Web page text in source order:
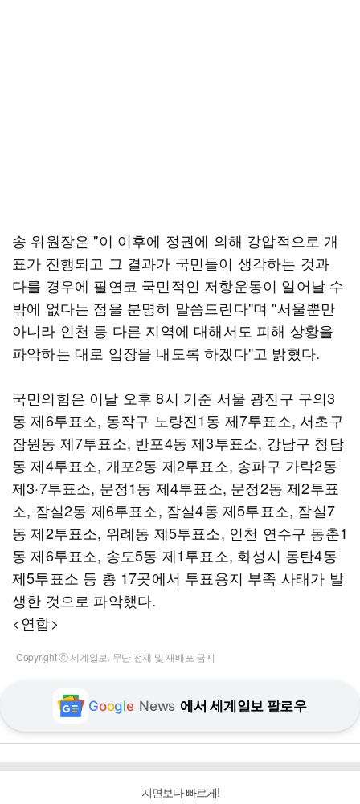
송 위원장은 "이 이후에 정권에 의해 강압적으로 개
표가 진행되고 그 결과가 국민들이 생각하는 것과
다를 경우에 필연코 국민적인 저항운동이 일어날 수
밖에 없다는 점을 분명히 말씀드린다"며 "서울뿐만
아니라 인천 등 다른 지역에 대해서도 피해 상황을
파악하는 대로 입장을 내도록 하겠다"고 밝혔다.
국민의힘은 이날 오후 8시 기준 서울 광진구 구의3
동 제6투표소, 동작구 노량진1동 제7투표소, 서초구
잠원동 제7투표소, 반포4동 제3투표소, 강남구 청담
동 제4투표소, 개포2동 제2투표소, 송파구 가락2동
제3·7투표소, 문정1동 제4투표소, 문정2동 제2투표
소, 잠실2동 제6투표소, 잠실4동 제5투표소, 잠실7
동 제2투표소, 위례동 제5투표소, 인천 연수구 동춘1
동 제6투표소, 송도5동 제1투표소, 화성시 동탄4동
제5투표소 등 총 17곳에서 투표용지 부족 사태가 발
생한 것으로 파악했다.
<연합>
Copyright ⓒ 세계일보. 무단 전재 및 재배포 금지
Google News 에서 세계일보 팔로우
지면보다 빠르게!